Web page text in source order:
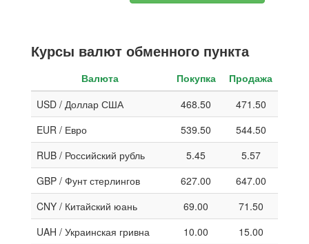
Курсы валют обменного пункта
Валюта Покупка
Продажа
USD / Доллар США
468.50
471.50
EUR / Евро
539.50
544.50
RUB / Российский рубль
5.45
5.57
GBP / Фунт стерлингов
627.00
647.00
CNY / Китайский юань
69.00
71.50
UAH / Украинская гривна
10.00
15.00